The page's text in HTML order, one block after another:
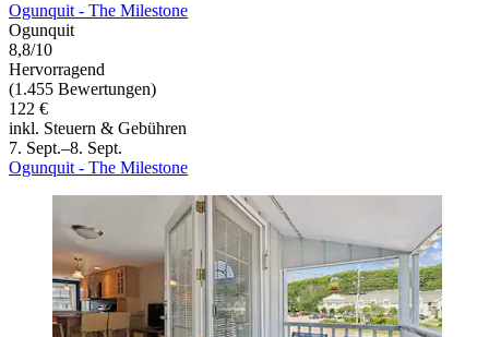
Ogunquit - The Milestone
Ogunquit
8,8/10
Hervorragend
(1.455 Bewertungen)
122 €
inkl. Steuern & Gebühren
7. Sept.–8. Sept.
Ogunquit - The Milestone